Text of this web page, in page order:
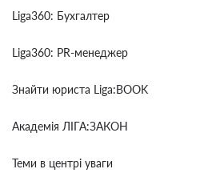
Liga360: Бухгалтер
Liga360: PR-менеджер
Знайти юриста Liga:BOOK
Академія ЛІГА:ЗАКОН
Теми в центрі уваги